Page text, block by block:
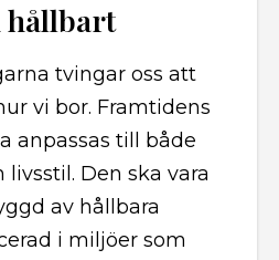
hållbart
tvingar oss att
vi bor. Framtidens
anpassas till både
Den ska vara
av hållbara
i miljöer som